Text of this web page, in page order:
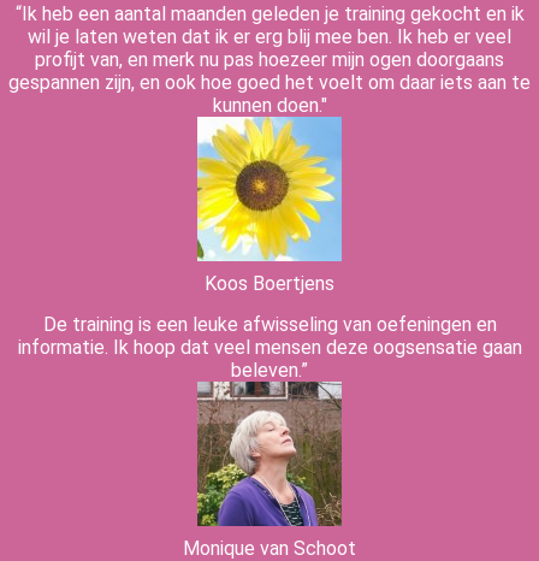
“Ik heb een aantal maanden geleden je training gekocht en ik
wil je laten weten dat ik er erg blij mee ben. Ik heb er veel
profijt van, en merk nu pas hoezeer mijn ogen doorgaans
gespannen zijn, en ook hoe goed het voelt om daar iets aan te
kunnen doen."
Koos Boertjens
De training is een leuke afwisseling van oefeningen en
informatie. Ik hoop dat veel mensen deze oogsensatie gaan
beleven.”
Monique van Schoot